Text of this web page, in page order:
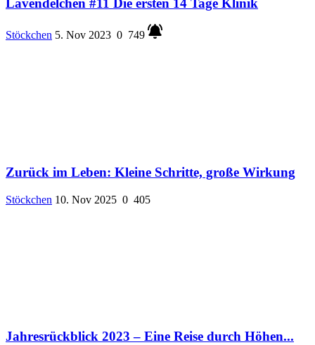
Lavendelchen #11 Die ersten 14 Tage Klinik
Stöckchen 5. Nov 2023 0 749
Zurück im Leben: Kleine Schritte, große Wirkung
Stöckchen 10. Nov 2025 0 405
Jahresrückblick 2023 – Eine Reise durch Höhen...